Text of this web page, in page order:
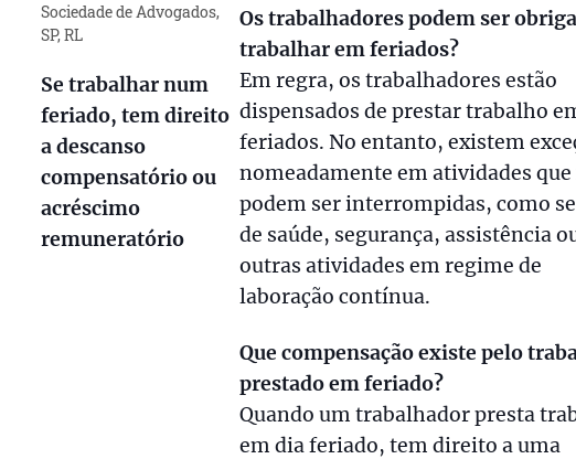
Sociedade de Advogados,
SP, RL
Se trabalhar num
feriado, tem direito
a descanso
compensatório ou
acréscimo
remuneratório
Os trabalhadores podem ser
trabalhar em feriados?
Em regra, os trabalhadores estão
dispensados de prestar trabalho
feriados. No entanto, existem
nomeadamente em atividades que
podem ser interrompidas, como
de saúde, segurança, assistência
outras atividades em regime de
laboração contínua.
Que compensação existe pelo
prestado em feriado?
Quando um trabalhador presta
em dia feriado, tem direito a uma